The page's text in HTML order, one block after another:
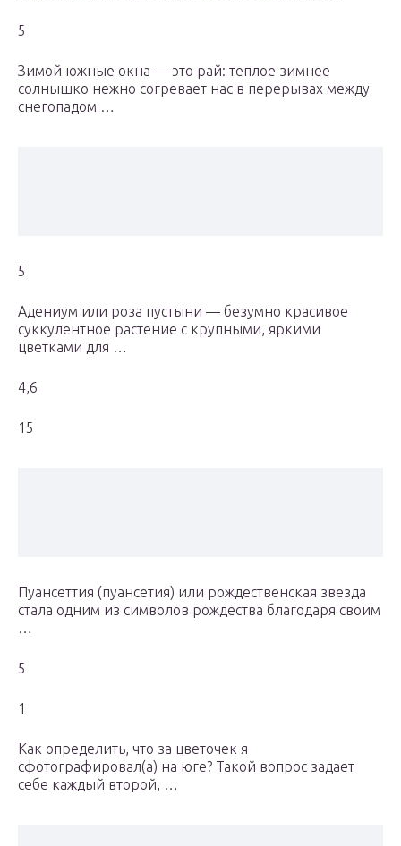
5
Зимой южные окна — это рай: теплое зимнее
солнышко нежно согревает нас в перерывах между
снегопадом …
5
Адениум или роза пустыни — безумно красивое
суккулентное растение с крупными, яркими
цветками для …
4,6
15
Пуансеттия (пуансетия) или рождественская звезда
стала одним из символов рождества благодаря своим
…
5
1
Как определить, что за цветочек я
сфотографировал(а) на юге? Такой вопрос задает
себе каждый второй, …